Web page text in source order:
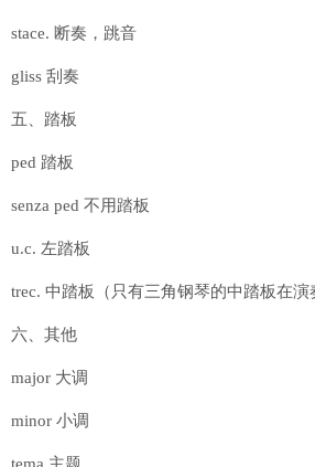
stace. 断奏，跳音
gliss 刮奏
五、踏板
ped 踏板
senza ped 不用踏板
u.c. 左踏板
trec. 中踏板（只有三角钢琴的中踏板在演
六、其他
major 大调
minor 小调
tema 主题